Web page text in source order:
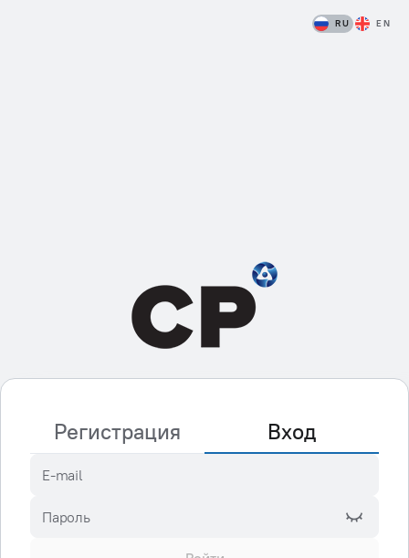
RU EN
Регистрация Вход
E-mail
Пароль